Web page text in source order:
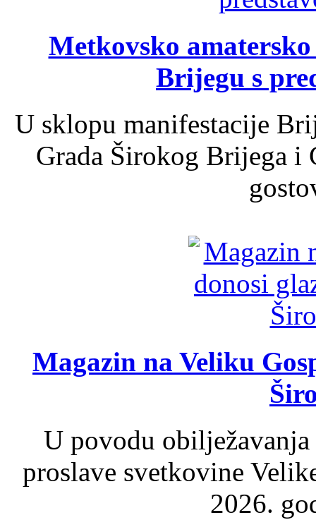
Metkovsko
Brijegu s
U sklopu manifestacije
Grada Širokog Brijega
Magazin na Veliku
U povodu
proslave svetkovine
2026.